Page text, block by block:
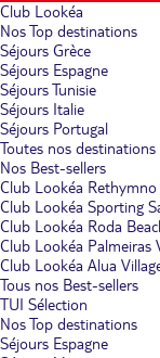
Club Lookéa
Nos Top destinations
Séjours Grèce
Séjours Espagne
Séjours Tunisie
Séjours Italie
Séjours Portugal
Toutes nos destinations
Nos Best-sellers
Club Lookéa
Club Lookéa Sporting
Club Lookéa Roda
Club Lookéa Palmeiras
Club Lookéa Alua
Tous nos Best-sellers
TUI Sélection
Nos Top destinations
Séjours Espagne